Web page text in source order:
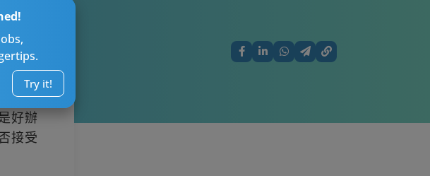
Try it!
好辦
接受